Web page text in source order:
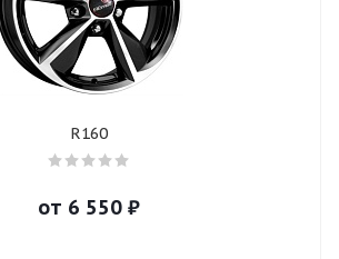
R160
от 6 550 ₽